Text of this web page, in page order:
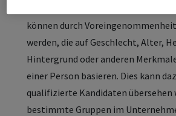
können durch
werden, die auf Geschlecht, Alter,
Hintergrund oder anderen
einer Person basieren. Dies kann
qualifizierte Kandidaten übersehen
bestimmte Gruppen im